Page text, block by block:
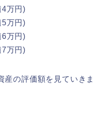
万円)
万円)
万円)
万円)
の評価額を見ていきま